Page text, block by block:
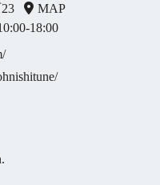
MAP
18:00